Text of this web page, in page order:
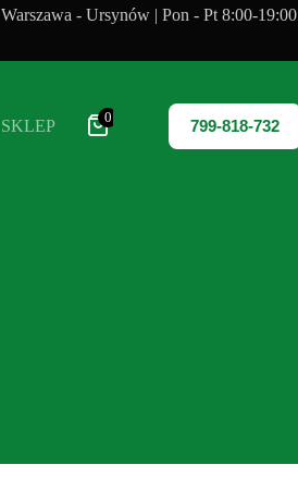
Warszawa - Ursynów | Pon - Pt 8:00-19:00
SKLEP 0 799-818-732